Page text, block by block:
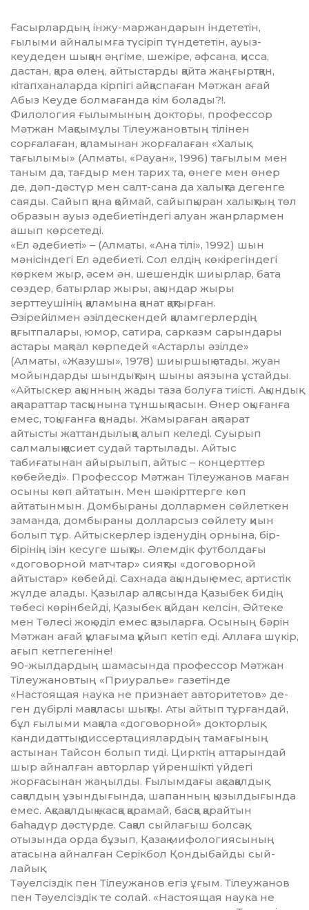
Ғасырлардың інжу-маржан­да­рын індететін,
ғылыми айналымға түсіріп түндететін, ауыз-
кеудеден шыққан әңгіме, шежіре, әфсана, қис­са,
дастан, қара өлең, айтыс­тар­ды қайта жаңғыртқан,
кітап­ха­наларда кірпігі айқаспаған Мәтжан ағай
Абыз Кеуде болмағанда кім болады?!.
Филология ғылымының док­торы, профессор
Мәтжан Мақ­­­сымұлы Тілеужановтың ті­лінен
сорғалаған, қаламынан жор­ғалаған «Халық
тағылымы» (Ал­маты, «Рауан», 1996) тағылым мен
таным да, тағдыр мен тарих та, өнеге мен өнер
де, дәп-дәстүр мен салт-сана да халықта дегенге
сая­ды. Сайып қана қоймай, сайып­қы­ран халықтың төл
образын ауыз әдебиетіндегі алуан жанрлармен
ашып көрсетеді.
«Ел әдебиеті» – (Алматы, «Ана тілі», 1992) шын
мәнісіндегі Ел әде­биеті. Сол елдің көкірегіндегі
көр­кем жыр, әсем ән, шешендік шиыр­лар, бата
сөздер, батырлар жыры, ақындар жыры
зерттеушінің қаламына қанат қақтырған.
Әзірейілмен әзілдескендей қа­лам­герлердің
қағытпалары, юмор, сатира, сарказм сарындары
астары мақпал көрпедей «Астарлы әзілде»
(Алматы, «Жазушы», 1978) шиыр­шық атады, жуан
мойындарды шын­дықтың шыны аязына ұстай­ды.
«Айтыскер ақынның жады таза болуға тиісті. Ақындық
ақпараттар тас­қынына тұншықпасын. Өнер оқығанға
емес, тоқығанға қонады. Жамыраған ақпарат
айтысты жат­тандылыққа алып келеді. Суырып
салмалық қасиет судай тартылады. Айтыс
табиғатынан айырылып, айтыс – концерттер
көбейеді». Про­фессор Мәтжан Тілеужанов ма­ған
осыны көп айтатын. Мен шә­кірттерге көп
айтатынмын. Домбыраны доллармен сөйлеткен
заманда, домбыраны долларсыз сөй­лету қиын
болып тұр. Айтыс­керлер ізденудің орнына, бір-
бірінің ізін кесуге шықты. Әлемдік фут­болдағы
«договорной матчтар» сияқты «договорной
айтыстар» кө­бейді. Сахнада ақындық емес, артистік
жүлде алады. Қазылар алқасында Қазыбек бидің
төбесі көрінбейді, Қазыбек қайдан кел­сін, Әйтеке
мен Төлесі жоқ әділ емес қазыларға. Осының бәрін
Мәт­жан ағай құлағыма құйып ке­тіп еді. Аллаға шүкір,
ағып кетпе­ге­ніне!
90-жылдардың шамасында профессор Мәтжан
Тілеужановтың «Приуралье» газетінде
«Настоящая наука не признает авторитетов» де­
ген дүбірлі мақаласы шықты. Аты айтып тұрғандай,
бұл ғылыми м­а­қала «договорной» докторлық,
кандидаттық диссертациялардың тамағының
астынан Тайсон болып тиді. Цирктің аттарындай
шыр айналған авторлар үйреншікті үй­дегі
жорғасынан жаңылды. Ғы­лымдағы ақсақалдық
сақалдың ұзын­дығында, шапанның қызыл­ды­ғында
емес. Ақсақалдық жасқа қарамай, басқа қарайтын
баһадүр дәстүрде. Сақал сыйлағыш болсақ,
отызында орда бұзып, Қазақ ми­фо­логиясының
атасына айналған Серікбол Қондыбайды сый­
лайық.
Тәуелсіздік пен Тілеужанов егіз ұғым. Тілеужанов
пен Тәуел­сіз­дік те солай. «Настоящая наука не